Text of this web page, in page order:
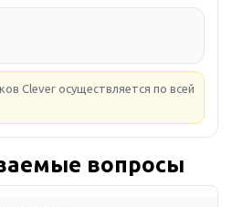
Clever осуществляется по всей
вопросы